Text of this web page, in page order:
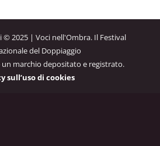
2025 | Voci nell'Ombra. Il Festival
del Doppiaggio
un marchio depositato e registrato.
sull’uso di cookies